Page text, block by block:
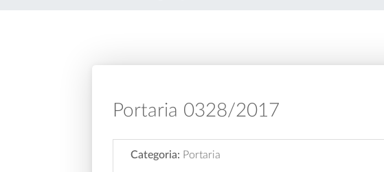
Portaria 0328/2017
Categoria: Portaria